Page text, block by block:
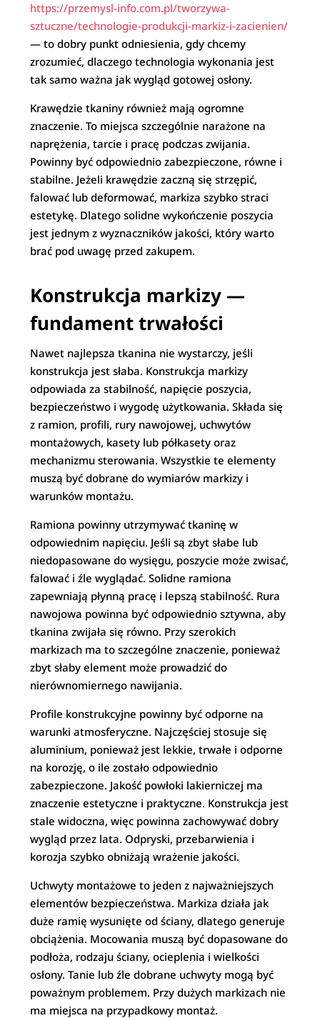
https://przemysl-info.com.pl/tworzywa-
sztuczne/technologie-produkcji-markiz-i-zacienien/
— to dobry punkt odniesienia, gdy chcemy
zrozumieć, dlaczego technologia wykonania jest
tak samo ważna jak wygląd gotowej osłony.
Krawędzie tkaniny również mają ogromne
znaczenie. To miejsca szczególnie narażone na
naprężenia, tarcie i pracę podczas zwijania.
Powinny być odpowiednio zabezpieczone, równe i
stabilne. Jeżeli krawędzie zaczną się strzępić,
falować lub deformować, markiza szybko straci
estetykę. Dlatego solidne wykończenie poszycia
jest jednym z wyznaczników jakości, który warto
brać pod uwagę przed zakupem.
Konstrukcja markizy —
fundament trwałości
Nawet najlepsza tkanina nie wystarczy, jeśli
konstrukcja jest słaba. Konstrukcja markizy
odpowiada za stabilność, napięcie poszycia,
bezpieczeństwo i wygodę użytkowania. Składa się
z ramion, profili, rury nawojowej, uchwytów
montażowych, kasety lub półkasety oraz
mechanizmu sterowania. Wszystkie te elementy
muszą być dobrane do wymiarów markizy i
warunków montażu.
Ramiona powinny utrzymywać tkaninę w
odpowiednim napięciu. Jeśli są zbyt słabe lub
niedopasowane do wysięgu, poszycie może zwisać,
falować i źle wyglądać. Solidne ramiona
zapewniają płynną pracę i lepszą stabilność. Rura
nawojowa powinna być odpowiednio sztywna, aby
tkanina zwijała się równo. Przy szerokich
markizach ma to szczególne znaczenie, ponieważ
zbyt słaby element może prowadzić do
nierównomiernego nawijania.
Profile konstrukcyjne powinny być odporne na
warunki atmosferyczne. Najczęściej stosuje się
aluminium, ponieważ jest lekkie, trwałe i odporne
na korozję, o ile zostało odpowiednio
zabezpieczone. Jakość powłoki lakierniczej ma
znaczenie estetyczne i praktyczne. Konstrukcja jest
stale widoczna, więc powinna zachowywać dobry
wygląd przez lata. Odpryski, przebarwienia i
korozja szybko obniżają wrażenie jakości.
Uchwyty montażowe to jeden z najważniejszych
elementów bezpieczeństwa. Markiza działa jak
duże ramię wysunięte od ściany, dlatego generuje
obciążenia. Mocowania muszą być dopasowane do
podłoża, rodzaju ściany, ocieplenia i wielkości
osłony. Tanie lub źle dobrane uchwyty mogą być
poważnym problemem. Przy dużych markizach nie
ma miejsca na przypadkowy montaż.